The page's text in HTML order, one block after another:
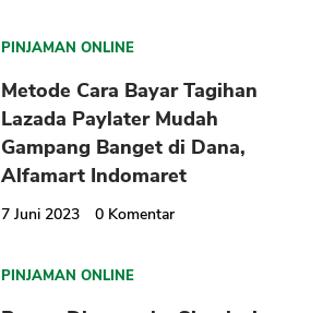
PINJAMAN ONLINE
Metode Cara Bayar Tagihan
Lazada Paylater Mudah
Gampang Banget di Dana,
Alfamart Indomaret
7 Juni 2023 0 Komentar
PINJAMAN ONLINE